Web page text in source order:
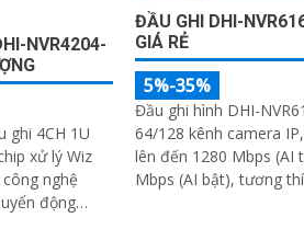
NVR4204-
ghi 4CH 1U
xử lý Wiz
nghệ
động
ĐẦU GHI DHI-
GIÁ RẺ
5%-35%
Đầu ghi hình DHI-
64/128 kênh camera
lên đến 1280 Mbps (AI
Mbps (AI bật), tương